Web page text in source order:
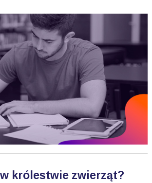
w królestwie zwierząt?